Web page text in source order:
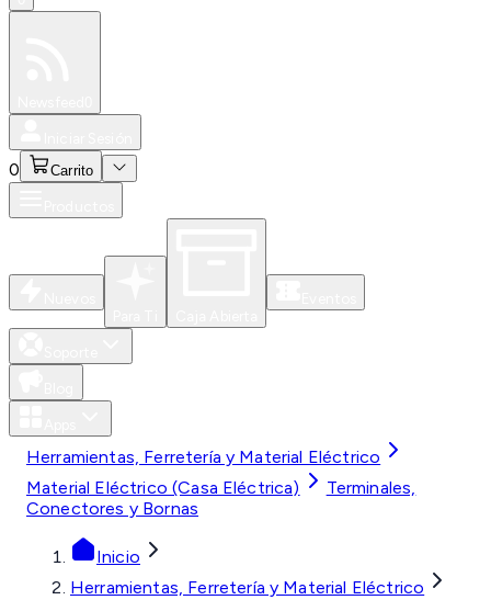
0 Carrito
Herramientas, Ferretería y Material Eléctrico
Material Eléctrico (Casa Eléctrica)
Terminales,
Conectores y Bornas
Inicio
Herramientas, Ferretería y Material Eléctrico